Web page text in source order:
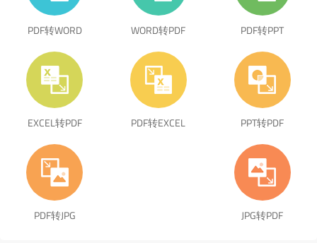
PDF转WORD WORD转PDF PDF转PPT
EXCEL转PDF PDF转EXCEL PPT转PDF
PDF转JPG JPG转PDF